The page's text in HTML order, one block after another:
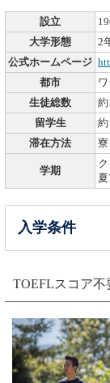
設立
大学形態
2
公式ホームページ
都市
生徒総数
留学生
約
滞在方法
寮
学期
夏
入学条件
TOEFLスコア不